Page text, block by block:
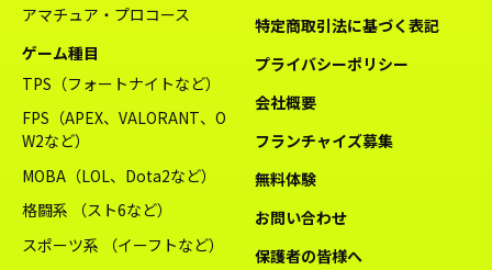
アマチュア・プロコース
ゲーム種目
TPS（フォートナイトなど）
FPS（APEX、VALORANT、O
W2など）
MOBA（LOL、Dota2など）
格闘系 （スト6など）
スポーツ系 （イーフトなど）
特定商取引法に基づく表記
プライバシーポリシー
会社概要
フランチャイズ募集
無料体験
お問い合わせ
保護者の皆様へ